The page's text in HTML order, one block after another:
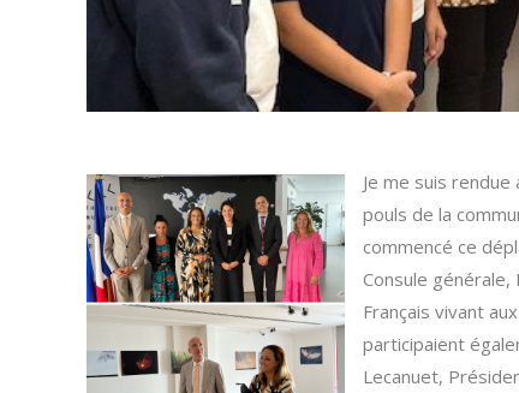
Je me suis
pouls de la
commencé ce
Consule
Français vivant
participaient
Lecanuet,